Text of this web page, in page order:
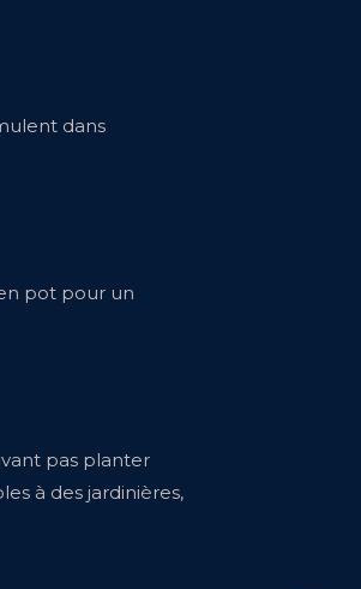
dans
pot pour un
pas planter
à des jardinières,